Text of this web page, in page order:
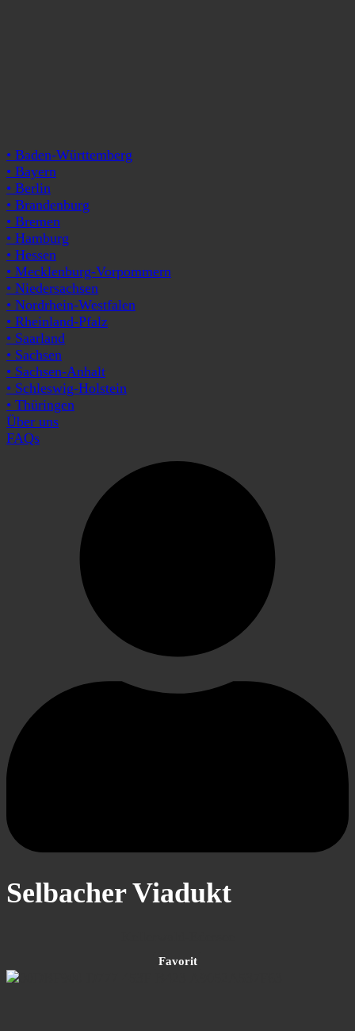
• Baden-Württemberg
• Bayern
• Berlin
• Brandenburg
• Bremen
• Hamburg
• Hessen
• Mecklenburg-Vorpommern
• Niedersachsen
• Nordrhein-Westfalen
• Rheinland-Pfalz
• Saarland
• Sachsen
• Sachsen-Anhalt
• Schleswig-Holstein
• Thüringen
Über uns
FAQs
Selbacher Viadukt
Favorit